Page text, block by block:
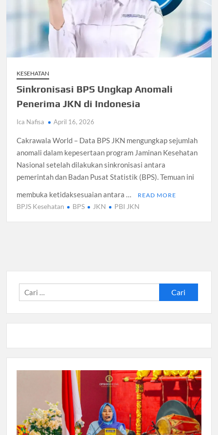
KESEHATAN
Sinkronisasi BPS Ungkap Anomali
Penerima JKN di Indonesia
Ica Nafisa April 16, 2026
Cakrawala World – Data BPS JKN mengungkap sejumlah
anomali dalam kepesertaan program Jaminan Kesehatan
Nasional setelah dilakukan sinkronisasi antara
pemerintah dan Badan Pusat Statistik (BPS). Temuan ini
membuka ketidaksesuaian antara …
READ MORE
BPJS Kesehatan BPS JKN PBI JKN
Cari
untuk: